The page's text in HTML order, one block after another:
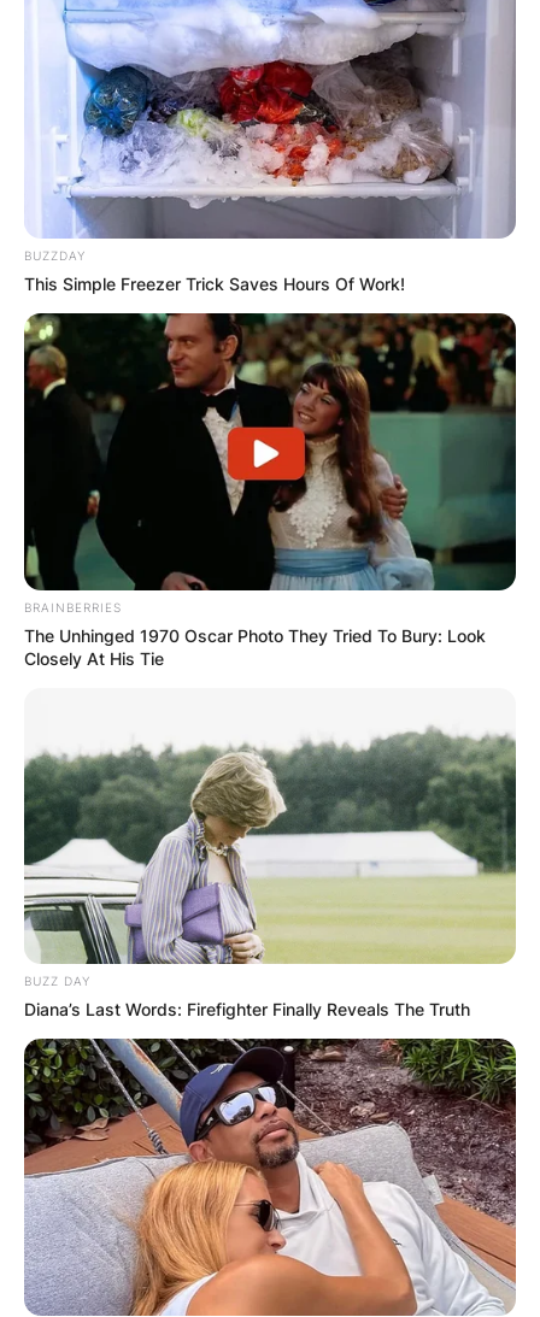
BUZZDAY
This Simple Freezer Trick Saves Hours Of Work!
BRAINBERRIES
The Unhinged 1970 Oscar Photo They Tried To Bury: Look
Closely At His Tie
BUZZ DAY
Diana’s Last Words: Firefighter Finally Reveals The Truth